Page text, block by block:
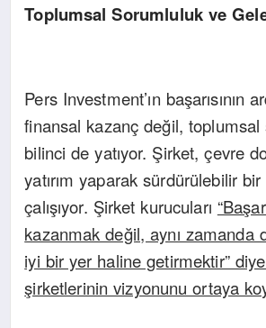
Toplumsal Sorumluluk ve
Pers Investment’ın başarısının
finansal kazanç değil,
bilinci de yatıyor. Şirket, çevre
yatırım yaparak sürdürülebilir
çalışıyor. Şirket kurucuları
kazanmak değil, aynı zamanda
iyi bir yer haline getirmektir”
şirketlerinin vizyonunu ortaya